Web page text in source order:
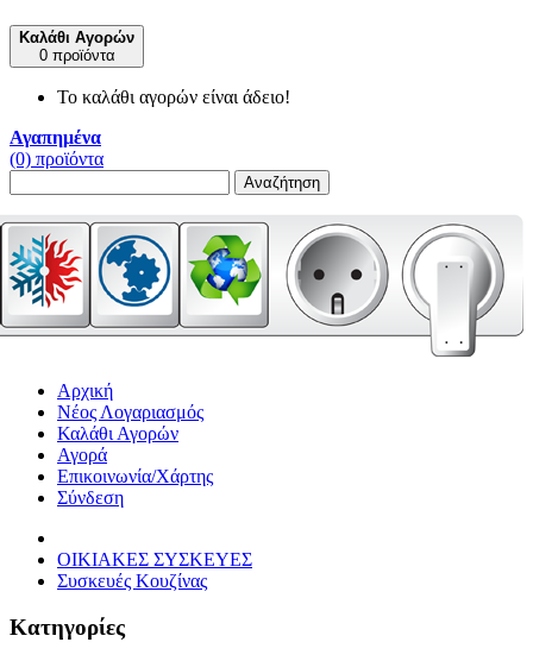
Καλάθι Αγορών
0 προϊόντα
Το καλάθι αγορών είναι άδειο!
Αγαπημένα
(0) προϊόντα
Αναζήτηση
Αρχική
Νέος Λογαριασμός
Καλάθι Αγορών
Αγορά
Επικοινωνία/Χάρτης
Σύνδεση
ΟΙΚΙΑΚΕΣ ΣΥΣΚΕΥΕΣ
Συσκευές Κουζίνας
Κατηγορίες